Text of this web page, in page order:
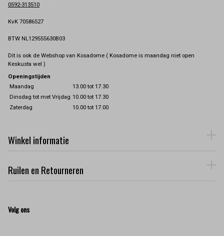
0592-313510
KvK 70586527
BTW NL129555630B03
Dit is ook de Webshop van Kosadome ( Kosadome is maandag niet open
Keskusta wel )
Openingstijden
Maandag
13.00 tot 17.30
Dinsdag tot met Vrijdag 10.00 tot 17.30
Zaterdag
10.00 tot 17.00
Winkel informatie
Ruilen en Retourneren
Volg ons